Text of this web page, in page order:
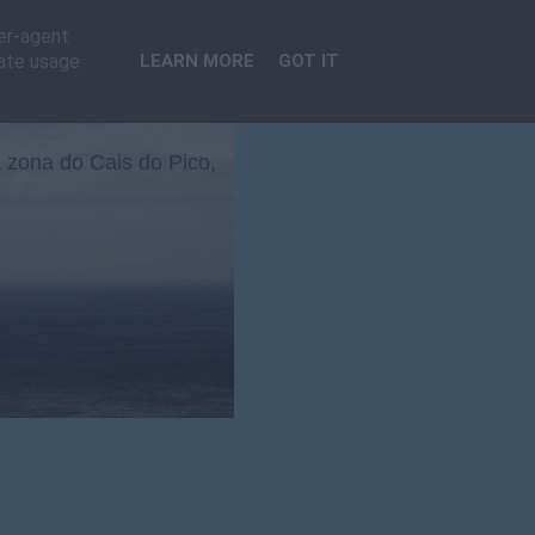
do Cais do Pico,
agent
usage
LEARN MORE GOT IT